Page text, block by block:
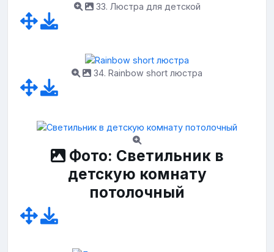
33. Люстра для детской
34. Rainbow short люстра
Фото: Светильник в
детскую комнату
потолочный